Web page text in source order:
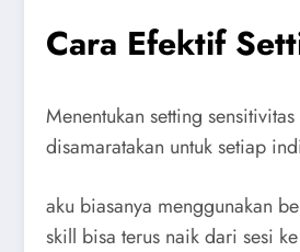
Cara Efektif
Menentukan setting
disamaratakan untuk setiap
aku biasanya menggunakan
skill bisa terus naik dari sesi